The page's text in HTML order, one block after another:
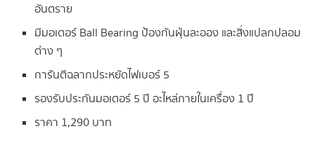
อันตราย
มีมอเตอร์ Ball Bearing ป้องกันฝุ่นละออง และสิ่งแปลกปลอม
ต่าง ๆ
การันตีฉลากประหยัดไฟเบอร์ 5
รองรับประกันมอเตอร์ 5 ปี อะไหล่ภายในเครื่อง 1 ปี
ราคา 1,290 บาท